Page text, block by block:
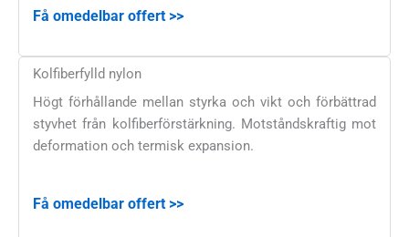
Få omedelbar offert >>
Kolfiberfylld nylon
Högt förhållande mellan styrka och vikt och förbättrad
styvhet från kolfiberförstärkning. Motståndskraftig mot
deformation och termisk expansion.
Få omedelbar offert >>